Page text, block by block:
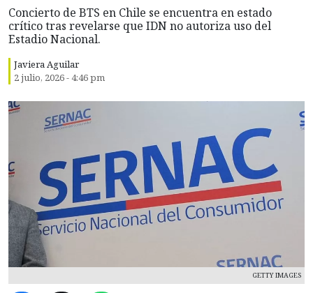
Concierto de BTS en Chile se encuentra en estado
crítico tras revelarse que IDN no autoriza uso del
Estadio Nacional.
Javiera Aguilar
2 julio, 2026 - 4:46 pm
GETTY IMAGES